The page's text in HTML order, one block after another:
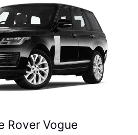
Rover Vogue